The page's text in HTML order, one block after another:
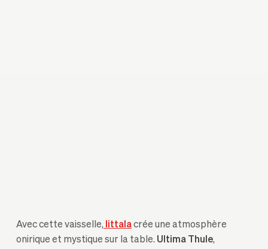
Avec cette vaisselle, Iittalacrée une atmosphère
onirique et mystique sur la table. Ultima Thule,